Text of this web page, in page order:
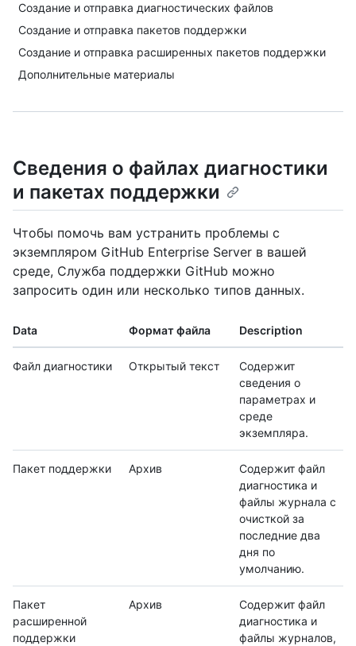
Создание и отправка диагностических файлов
Создание и отправка пакетов поддержки
Создание и отправка расширенных пакетов поддержки
Дополнительные материалы
Сведения о файлах диагностики
и пакетах поддержки
Чтобы помочь вам устранить проблемы с
экземпляром GitHub Enterprise Server в вашей
среде, Служба поддержки GitHub можно
запросить один или несколько типов данных.
Data Формат файла Description
Файл диагностики Открытый текст
Содержит
сведения о
параметрах и
среде
экземпляра.
Пакет поддержки Архив
Содержит файл
диагностика и
файлы журнала с
очисткой за
последние два
дня по
умолчанию.
Пакет
расширенной
поддержки
Архив
Содержит файл
диагностика и
файлы журналов,